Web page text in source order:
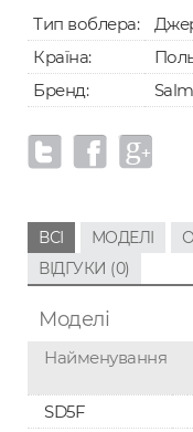
Тип воблера:
Країна:
Бренд:
ВСІ МОДЕЛІ
ВІДГУКИ (0)
Моделі
Найменування
SD5F